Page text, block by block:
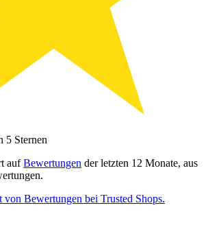
5 Sternen
aufBewertungen der letzten 12 Monate, aus
Bewertungen bei Trusted Shops.